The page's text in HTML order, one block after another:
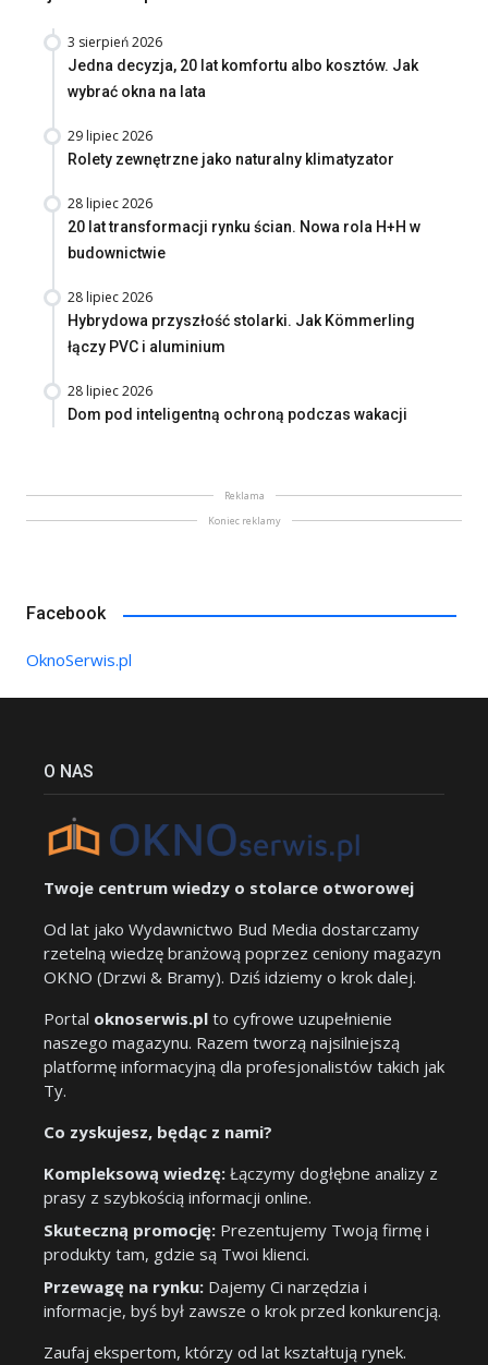
3 sierpień 2026
Jedna decyzja, 20 lat komfortu albo kosztów. Jak
wybrać okna na lata
29 lipiec 2026
Rolety zewnętrzne jako naturalny klimatyzator
28 lipiec 2026
20 lat transformacji rynku ścian. Nowa rola H+H w
budownictwie
28 lipiec 2026
Hybrydowa przyszłość stolarki. Jak Kömmerling
łączy PVC i aluminium
28 lipiec 2026
Dom pod inteligentną ochroną podczas wakacji
Reklama
Koniec reklamy
Facebook
OknoSerwis.pl
O NAS
Twoje centrum wiedzy o stolarce otworowej
Od lat jako Wydawnictwo Bud Media dostarczamy
rzetelną wiedzę branżową poprzez ceniony magazyn
OKNO (Drzwi & Bramy). Dziś idziemy o krok dalej.
Portal oknoserwis.pl to cyfrowe uzupełnienie
naszego magazynu. Razem tworzą najsilniejszą
platformę informacyjną dla profesjonalistów takich jak
Ty.
Co zyskujesz, będąc z nami?
Kompleksową wiedzę: Łączymy dogłębne analizy z
prasy z szybkością informacji online.
Skuteczną promocję: Prezentujemy Twoją firmę i
produkty tam, gdzie są Twoi klienci.
Przewagę na rynku: Dajemy Ci narzędzia i
informacje, byś był zawsze o krok przed konkurencją.
Zaufaj ekspertom, którzy od lat kształtują rynek.